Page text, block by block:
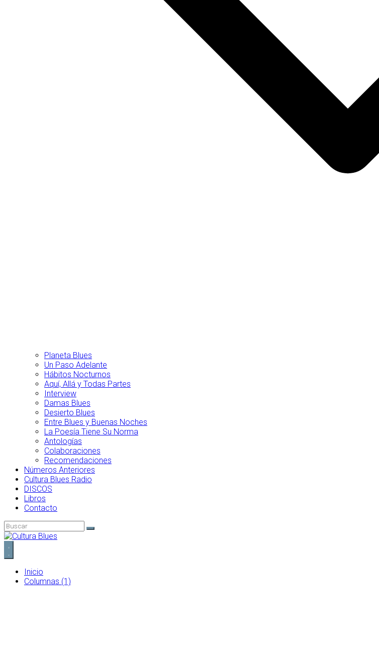
Planeta Blues
Un Paso Adelante
Hábitos Nocturnos
Aquí, Allá y Todas Partes
Interview
Damas Blues
Desierto Blues
Entre Blues y Buenas Noches
La Poesía Tiene Su Norma
Antologías
Colaboraciones
Recomendaciones
Números Anteriores
Cultura Blues Radio
DISCOS
Libros
Contacto
Inicio
Columnas (1)